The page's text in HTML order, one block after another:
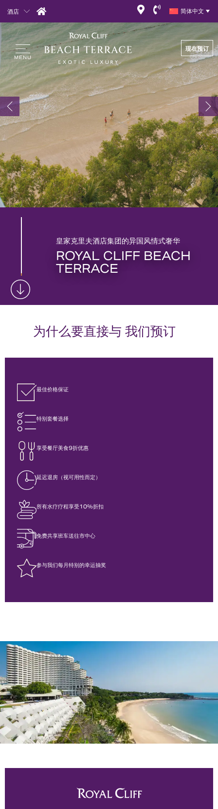
酒店 简体中文
现在预订
皇家克里夫酒店集团的异国风情式奢华
ROYAL CLIFF BEACH
TERRACE
为什么要直接与 我们预订
最佳价格保证
特别套餐选择
享受餐厅美食9折优惠
延迟退房（视可用性而定）
所有水疗疗程享受10%折扣
免费共享班车送往市中心
参与我们每月特别的幸运抽奖